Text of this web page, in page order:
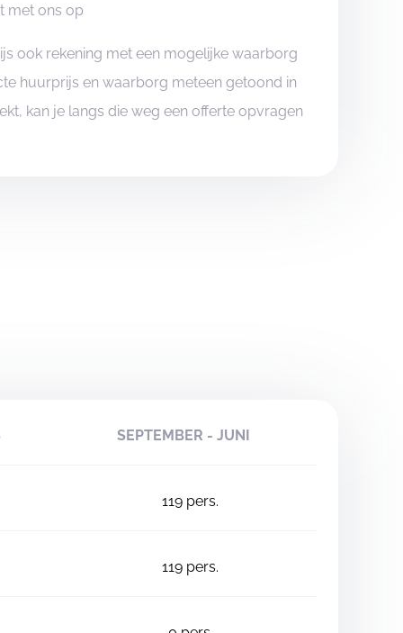
met ons op
ook rekening met een mogelijke waarborg
huurprijs en waarborg meteen getoond in
kan je langs die weg een offerte opvragen
SEPTEMBER - JUNI
119 pers.
119 pers.